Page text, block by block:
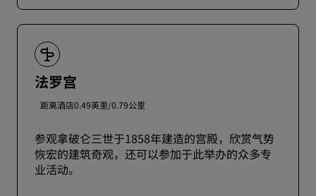
法罗宫
距离酒店0.49英里/0.79公里
参观拿破仑三世于1858年建造的宫殿，欣赏气势
恢宏的建筑奇观，还可以参加于此举办的众多专
业活动。